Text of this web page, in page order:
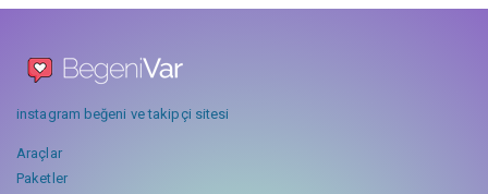
instagram beğeni ve takipçi sitesi
Araçlar
Paketler